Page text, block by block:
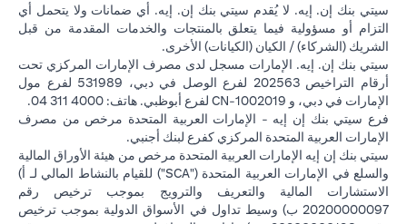
سيتي بنك إن. إيه. لا يُقدم سيتي بنك إن. إيه. أي ضمانات ولا يتحمل أي
التزام أو مسؤولية فيما يتعلق بالمنتجات والخدمات المقدمة من قبل
الشريك (الشركاء) / الكيان (الكيانات) الأخرى.
سيتي بنك إن. إيه. الإمارات مسجل لدى مصرف الإمارات المركزي تحت
أرقام التراخيص 202563 لفرع الوصل في دبي، 531989 لفرع مول
الإمارات في دبي، و CN-1002019 لفرع أبوظبي. هاتف: 4000 311 04.
فرع سيتي بنك إن إيه - الإمارات العربية المتحدة مرخص من مصرف
الإمارات العربية المتحدة المركزي كفرع لبنك أجنبي.
سيتي بنك إن إيه الإمارات العربية المتحدة مرخص من هيئة الأوراق المالية
والسلع في الإمارات العربية المتحدة ("SCA") للقيام بالنشاط المالي لـ أ)
الاستشارات المالية والتعريف والترويج بموجب ترخيص رقم
20200000097 ب) وسيط تداول في الأسواق الدولية بموجب ترخيص